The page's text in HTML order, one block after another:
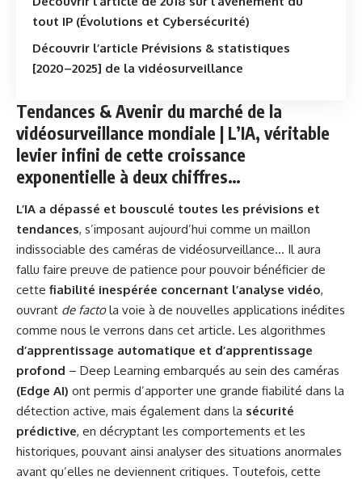
tout IP (Évolutions et Cybersécurité)
Découvrir l’article Prévisions & statistiques
[2020–2025] de la vidéosurveillance
Tendances & Avenir du marché de la
vidéosurveillance mondiale | L’IA, véritable
levier infini de cette croissance
exponentielle à deux chiffres…
L’IA a dépassé et bousculé toutes les prévisions et
tendances, s’imposant aujourd’hui comme un maillon
indissociable des caméras de vidéosurveillance… Il aura
fallu faire preuve de patience pour pouvoir bénéficier de
cette fiabilité inespérée concernant l’analyse vidéo,
ouvrant de factola voie à de nouvelles applications inédites
comme nous le verrons dans cet article. Les algorithmes
d’apprentissage automatique et d’apprentissage
profond – Deep Learning embarqués au sein des caméras
(Edge AI) ont permis d’apporter une grande fiabilité dans la
détection active, mais également dans la sécurité
prédictive, en décryptant les comportements et les
historiques, pouvant ainsi analyser des situations anormales
avant qu’elles ne deviennent critiques. Toutefois, cette